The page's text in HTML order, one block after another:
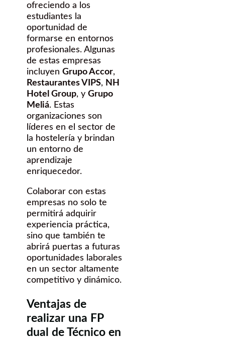
ofreciendo a los
estudiantes la
oportunidad de
formarse en entornos
profesionales. Algunas
de estas empresas
incluyen Grupo Accor,
Restaurantes VIPS, NH
Hotel Group, y Grupo
Meliá. Estas
organizaciones son
líderes en el sector de
la hostelería y brindan
un entorno de
aprendizaje
enriquecedor.
Colaborar con estas
empresas no solo te
permitirá adquirir
experiencia práctica,
sino que también te
abrirá puertas a futuras
oportunidades laborales
en un sector altamente
competitivo y dinámico.
Ventajas de
realizar una FP
dual de Técnico en